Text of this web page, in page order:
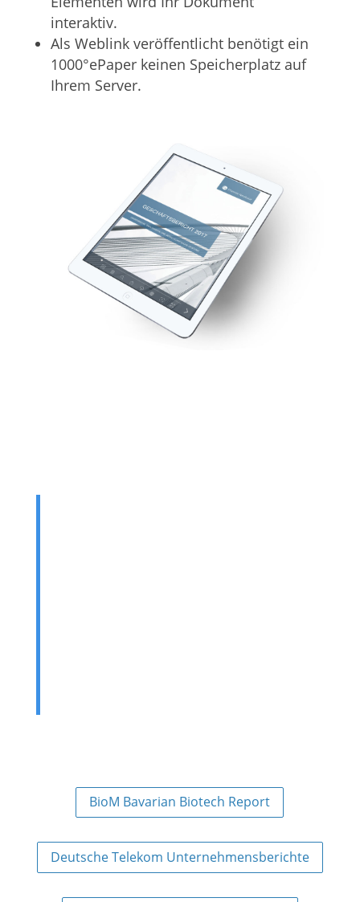
interaktiv.
Als Weblink veröffentlicht benötigt ein
1000°ePaper keinen Speicherplatz auf
Ihrem Server.
BioM Bavarian Biotech Report
Deutsche Telekom Unternehmensberichte